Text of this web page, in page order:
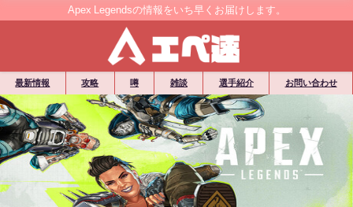
Apex Legendsの情報をいち早くお届けします。
最新情報 攻略 噂 雑談 選手紹介 お問い合わせ